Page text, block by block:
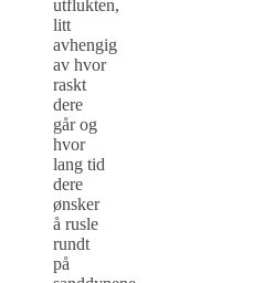
utflukten,
litt
avhengig
av hvor
raskt
dere
går og
hvor
lang tid
dere
ønsker
å rusle
rundt
på